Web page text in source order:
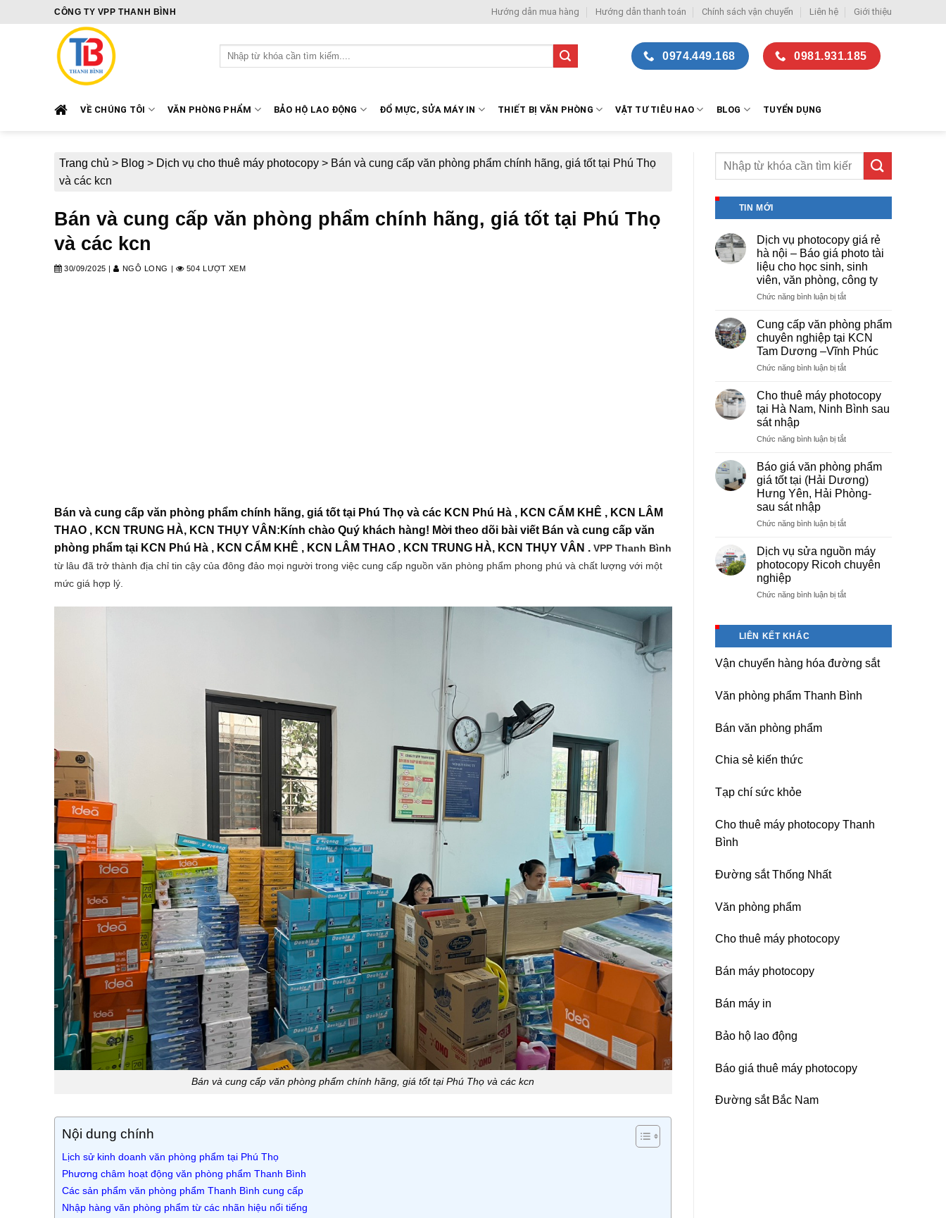
CÔNG TY VPP THANH BÌNH Hướng dẫn mua hàng Hướng dẫn thanh toán Chính sách vận chuyển Liên hệ Giới thiệu
Tìm
kiếm:
0974.449.168 0981.931.185
VỀ CHÚNG TÔI VĂN PHÒNG PHẨM BẢO HỘ LAO ĐỘNG ĐỔ MỰC, SỬA MÁY IN THIẾT BỊ VĂN PHÒNG VẬT TƯ TIÊU HAO BLOG TUYỂN DỤNG
Trang chủ > Blog > Dịch vụ cho thuê máy photocopy > Bán và cung cấp văn phòng phẩm chính hãng, giá tốt tại Phú Thọ
và các kcn
Bán và cung cấp văn phòng phẩm chính hãng, giá tốt tại Phú Thọ
và các kcn
30/09/2025 | NGÔ LONG 504 LƯỢT XEM
Bán và cung cấp văn phòng phẩm chính hãng, giá tốt tại Phú Thọ và các KCN Phú Hà , KCN CẨM KHÊ , KCN LÂM
THAO , KCN TRUNG HÀ, KCN THỤY VÂN:Kính chào Quý khách hàng! Mời theo dõi bài viết Bán và cung cấp văn
phòng phẩm tại KCN Phú Hà , KCN CẨM KHÊ , KCN LÂM THAO , KCN TRUNG HÀ, KCN THỤY VÂN . VPP Thanh Bình
từ lâu đã trở thành địa chỉ tin cậy của đông đảo mọi người trong việc cung cấp nguồn văn phòng phẩm phong phú và chất lượng với một
mức giá hợp lý.
Bán và cung cấp văn phòng phẩm chính hãng, giá tốt tại Phú Thọ và các kcn
Nội dung chính
Lịch sử kinh doanh văn phòng phẩm tại Phú Thọ
Phương châm hoạt động văn phòng phẩm Thanh Bình
Các sản phẩm văn phòng phẩm Thanh Bình cung cấp
Nhập hàng văn phòng phẩm từ các nhãn hiệu nổi tiếng
TIN MỚI
Dịch vụ photocopy giá rẻ
hà nội – Báo giá photo tài
liệu cho học sinh, sinh
viên, văn phòng, công ty
Chức năng bình luận bị tắtở
vụ
photocopy
giá
rẻ
hà
–
Báo
giá
tài
cho
học
sinh,
sinh
văn
công
ty
Cung cấp văn phòng phẩm
chuyên nghiệp tại KCN
Tam Dương –Vĩnh Phúc
Chức năng bình luận bị tắtở
cấp
văn
phòng
chuyên
tại
KCN
Tam
Dương
Vĩnh
Cho thuê máy photocopy
tại Hà Nam, Ninh Bình sau
sát nhập
Chức năng bình luận bị tắtở
máy
photocopy
tại
Nam,
sau
sát
Báo giá văn phòng phẩm
giá tốt tại (Hải Dương)
Hưng Yên, Hải Phòng-
sau sát nhập
Chức năng bình luận bị tắtở
văn
phòng
giá
Yên,
Phòng-
sau
Dịch vụ sửa nguồn máy
photocopy Ricoh chuyên
nghiệp
Chức năng bình luận bị tắtở
photocopy
chuyên
nghiệp
LIÊN KẾT KHÁC
Vận chuyển hàng hóa đường sắt
Văn phòng phẩm Thanh Bình
Bán văn phòng phẩm
Chia sẻ kiến thức
Tạp chí sức khỏe
Cho thuê máy photocopy Thanh
Bình
Đường sắt Thống Nhất
Văn phòng phẩm
Cho thuê máy photocopy
Bán máy photocopy
Bán máy in
Bảo hộ lao động
Báo giá thuê máy photocopy
Đường sắt Bắc Nam